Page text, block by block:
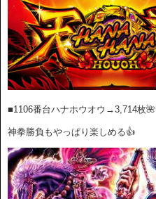
■1106番台ハナホウオウ→3 ,714枚🌺
神拳勝負もやっぱり楽しめる👍